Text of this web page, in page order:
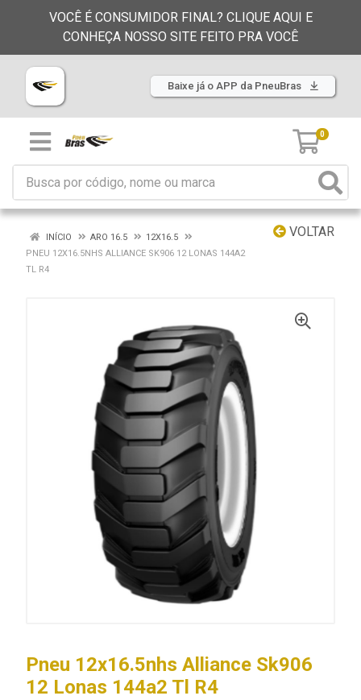
VOCÊ É CONSUMIDOR FINAL? CLIQUE AQUI E
CONHEÇA NOSSO SITE FEITO PRA VOCÊ
Baixe já o APP da PneuBras
0
VOLTAR
INÍCIO ARO 16.5
12X16.5
PNEU 12X16.5NHS ALLIANCE SK906 12 LONAS 144A2
TL R4
Pneu 12x16.5nhs Alliance Sk906
12 Lonas 144a2 Tl R4